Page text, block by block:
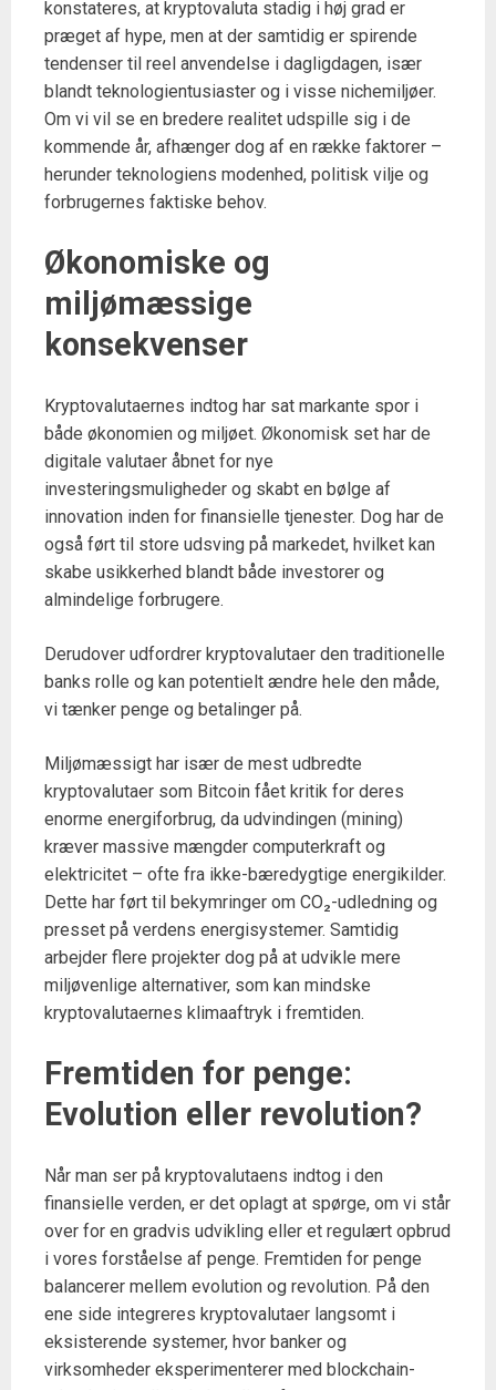
konstateres, at kryptovaluta stadig i høj grad er
præget af hype, men at der samtidig er spirende
tendenser til reel anvendelse i dagligdagen, især
blandt teknologientusiaster og i visse nichemiljøer.
Om vi vil se en bredere realitet udspille sig i de
kommende år, afhænger dog af en række faktorer –
herunder teknologiens modenhed, politisk vilje og
forbrugernes faktiske behov.
Økonomiske og
miljømæssige
konsekvenser
Kryptovalutaernes indtog har sat markante spor i
både økonomien og miljøet. Økonomisk set har de
digitale valutaer åbnet for nye
investeringsmuligheder og skabt en bølge af
innovation inden for finansielle tjenester. Dog har de
også ført til store udsving på markedet, hvilket kan
skabe usikkerhed blandt både investorer og
almindelige forbrugere.
Derudover udfordrer kryptovalutaer den traditionelle
banks rolle og kan potentielt ændre hele den måde,
vi tænker penge og betalinger på.
Miljømæssigt har især de mest udbredte
kryptovalutaer som Bitcoin fået kritik for deres
enorme energiforbrug, da udvindingen (mining)
kræver massive mængder computerkraft og
elektricitet – ofte fra ikke-bæredygtige energikilder.
Dette har ført til bekymringer om CO₂-udledning og
presset på verdens energisystemer. Samtidig
arbejder flere projekter dog på at udvikle mere
miljøvenlige alternativer, som kan mindske
kryptovalutaernes klimaaftryk i fremtiden.
Fremtiden for penge:
Evolution eller revolution?
Når man ser på kryptovalutaens indtog i den
finansielle verden, er det oplagt at spørge, om vi står
over for en gradvis udvikling eller et regulært opbrud
i vores forståelse af penge. Fremtiden for penge
balancerer mellem evolution og revolution. På den
ene side integreres kryptovalutaer langsomt i
eksisterende systemer, hvor banker og
virksomheder eksperimenterer med blockchain-